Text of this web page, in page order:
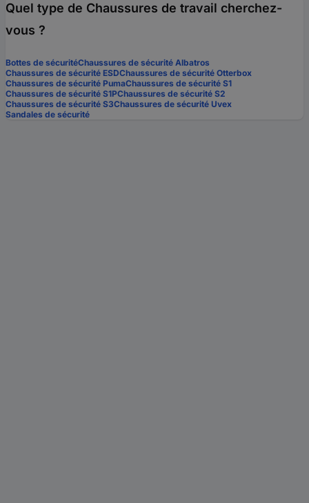
Quel type de Chaussures de travail cherchez-
vous ?
Bottes de sécuritéChaussures de sécurité Albatros
Chaussures de sécurité ESDChaussures de sécurité Otterbox
Chaussures de sécurité PumaChaussures de sécurité S1
Chaussures de sécurité S1PChaussures de sécurité S2
Chaussures de sécurité S3Chaussures de sécurité Uvex
Sandales de sécurité